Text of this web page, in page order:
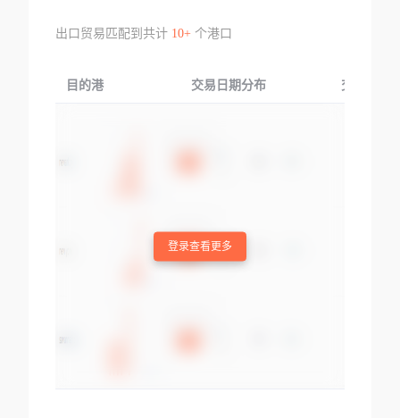
出口贸易匹配到共计 10+个港口
目的港 交易日期分布 交易产品
登录查看更多